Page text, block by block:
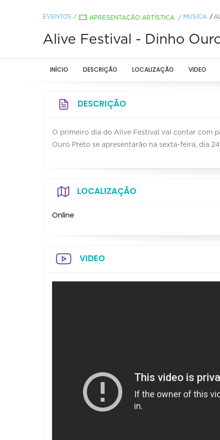
EVENTOS / APRESENTAÇÃO ARTÍSTICA / MÚSICA
Alive Festival - Dinho
INÍCIO DESCRIÇÃO LOCALIZAÇÃO VIDEO
DESCRIÇÃO
O primeiro dia do Alive Festival vai contar com
Ouro Preto se apresentarão na sexta-feira, dia
LOCALIZAÇÃO
Online
VIDEO